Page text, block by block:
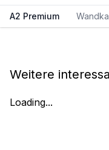
A2 Premium
Weitere
Loading...